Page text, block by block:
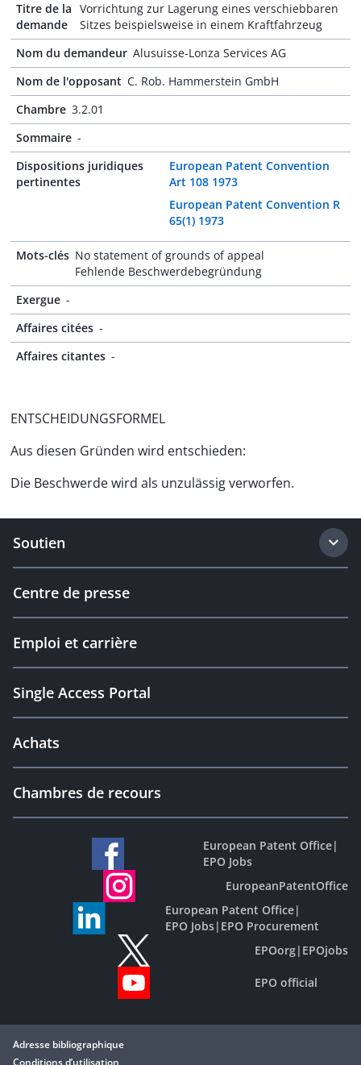
Titre de la
demande
Vorrichtung zur Lagerung eines verschiebbaren
Sitzes beispielsweise in einem Kraftfahrzeug
Nom du demandeur Alusuisse-Lonza Services AG
Nom de l'opposant C. Rob. Hammerstein GmbH
Chambre 3.2.01
Sommaire -
Dispositions juridiques
pertinentes
European Patent Convention
Art 108 1973
European Patent Convention R
65(1) 1973
Mots-clés No statement of grounds of appeal
Fehlende Beschwerdebegründung
Exergue -
Affaires citées -
Affaires citantes -
ENTSCHEIDUNGSFORMEL
Aus diesen Gründen wird entschieden:
Die Beschwerde wird als unzulässig verworfen.
Soutien
Centre de presse
Emploi et carrière
Single Access Portal
Achats
Chambres de recours
European Patent Office|
EPO Jobs
EuropeanPatentOffice
European Patent Office|
EPO Jobs| EPO Procurement
EPOorg| EPOjobs
EPO official
Adresse bibliographique
Conditions d’utilisation